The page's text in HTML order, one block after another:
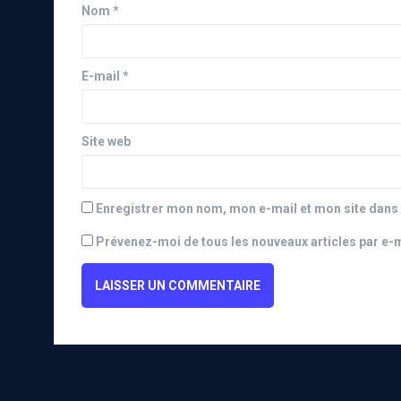
Nom *
E-mail *
Site web
Enregistrer mon nom, mon e-mail et mon site
Prévenez-moi de tous les nouveaux articles par e-